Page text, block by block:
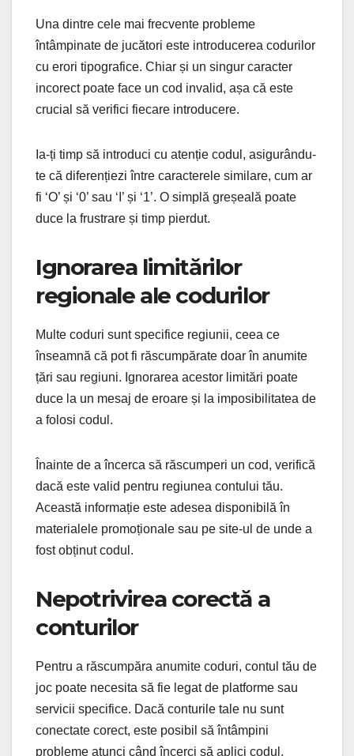
Una dintre cele mai frecvente probleme
întâmpinate de jucători este introducerea codurilor
cu erori tipografice. Chiar și un singur caracter
incorect poate face un cod invalid, așa că este
crucial să verifici fiecare introducere.
Ia-ți timp să introduci cu atenție codul, asigurându-
te că diferențiezi între caracterele similare, cum ar
fi ‘O’ și ‘0’ sau ‘I’ și ‘1’. O simplă greșeală poate
duce la frustrare și timp pierdut.
Ignorarea limitărilor
regionale ale codurilor
Multe coduri sunt specifice regiunii, ceea ce
înseamnă că pot fi răscumpărate doar în anumite
țări sau regiuni. Ignorarea acestor limitări poate
duce la un mesaj de eroare și la imposibilitatea de
a folosi codul.
Înainte de a încerca să răscumperi un cod, verifică
dacă este valid pentru regiunea contului tău.
Această informație este adesea disponibilă în
materialele promoționale sau pe site-ul de unde a
fost obținut codul.
Nepotrivirea corectă a
conturilor
Pentru a răscumpăra anumite coduri, contul tău de
joc poate necesita să fie legat de platforme sau
servicii specifice. Dacă conturile tale nu sunt
conectate corect, este posibil să întâmpini
probleme atunci când încerci să aplici codul.